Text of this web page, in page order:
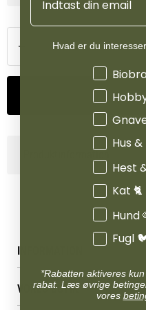
Betingelser & vilkår
Reklamations- &
VORES BUTIK
Hvad er du
Hus
Hest
Kat 🐈
Hund
Fugl
*Rabatten aktiveres
rabat. Læs øvrige
vores